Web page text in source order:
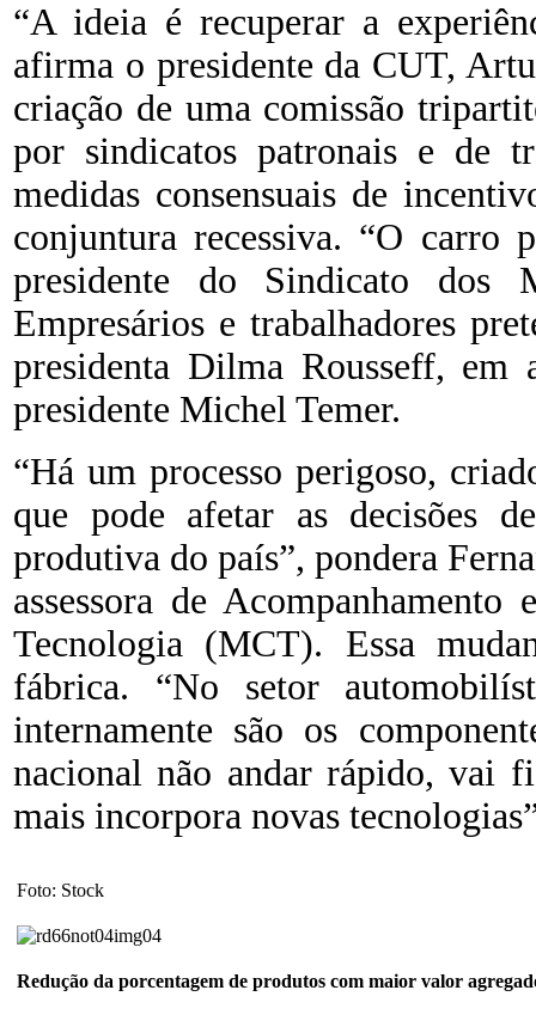
“A ideia é recuperar a
afirma o presidente da CUT,
criação de uma comissão
por sindicatos patronais e de
medidas consensuais de
conjuntura recessiva. “O carro
presidente do Sindicato dos
Empresários e trabalhadores
presidenta Dilma Rousseff, em
presidente Michel Temer.
“Há um processo perigoso,
que pode afetar as decisões
produtiva do país”, pondera
assessora de
Tecnologia (MCT). Essa
fábrica. “No setor
internamente são os
nacional não andar rápido, vai
mais incorpora novas
Foto: Stock
Redução da porcentagem de produtos com maior valor